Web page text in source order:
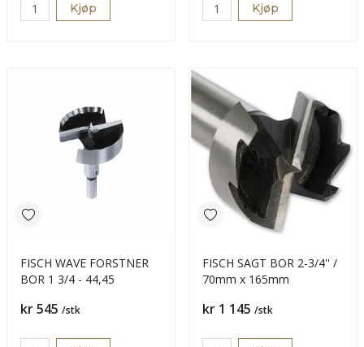
Kjøp Kjøp
FISCH WAVE FORSTNER
BOR 1 3/4 - 44,45
Pris
kr 545 /stk
FISCH SAGT BOR 2-3/4'' /
70mm x 165mm
Pris
kr 1 145 /stk